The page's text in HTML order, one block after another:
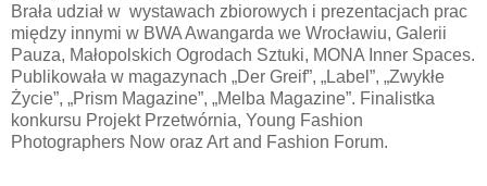
Brała udział w wystawach zbiorowych i prezentacjach prac
między innymi w BWA Awangarda we Wrocławiu, Galerii
Pauza, Małopolskich Ogrodach Sztuki, MONA Inner Spaces.
Publikowała w magazynach „Der Greif”, „Label”, „Zwykłe
Życie”, „Prism Magazine”, „Melba Magazine”. Finalistka
konkursu Projekt Przetwórnia, Young Fashion
Photographers Now oraz Art and Fashion Forum.